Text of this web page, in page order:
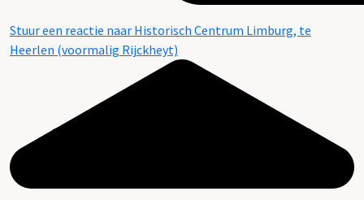
Stuur een reactie naar Historisch Centrum Limburg, te
Heerlen (voormalig Rijckheyt)